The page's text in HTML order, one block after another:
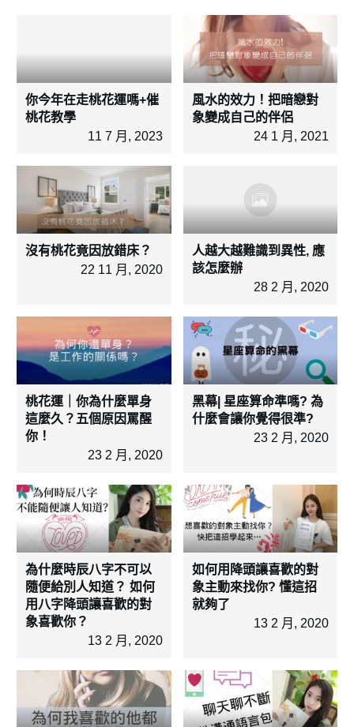
你今年在走桃花運嗎+催
桃花教學
11 7 月, 2023
風水的效力！把暗戀對
象變成自己的伴侶
24 1 月, 2021
沒有桃花竟因放錯床？
22 11 月, 2020
人越大越難識到異性, 應
該怎麼辦
28 2 月, 2020
桃花運｜你為什麼單身
這麼久？五個原因罵醒
你！
23 2 月, 2020
黑幕| 星座算命準嗎? 為
什麼會讓你覺得很準?
23 2 月, 2020
為什麼時辰八字不可以
隨便給別人知道？ 如何
用八字降頭讓喜歡的對
象喜歡你？
13 2 月, 2020
如何用降頭讓喜歡的對
象主動來找你? 懂這招
就夠了
13 2 月, 2020